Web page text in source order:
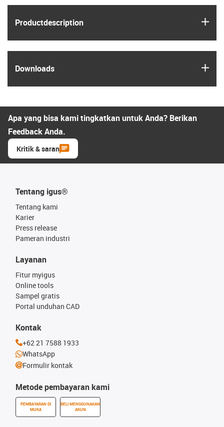
Product­description
Downloads
Apa yang bisa kami tingkatkan untuk Anda? Berikan
Feedback Anda.
Kritik & saran
Tentang igus®
Tentang kami
Karier
Press release
Pameran industri
Metode pembayaran kami
PEMBAYARAN DI
MUKA
BELI MENGGUNAKAN
AKUN
Layanan
Fitur myigus
Online tools
Sampel gratis
Portal unduhan CAD
Kontak
+62 21 7588 1933
WhatsApp
Formulir kontak